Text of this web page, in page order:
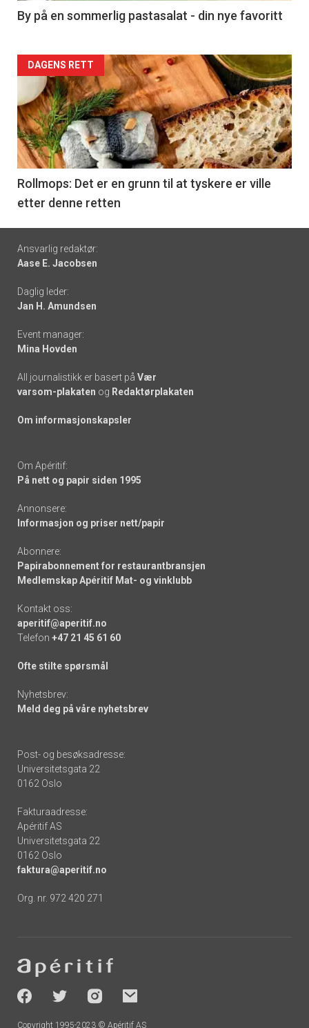
5
By på en sommerlig pastasalat - din nye favoritt
Forsiden
akkurat
nå
-
6
DAGENS RETT
Rollmops: Det er en grunn til at tyskere er ville
etter denne retten
Footer
-
links
Ansvarlig redaktør:
Aase E. Jacobsen
Daglig leder:
Jan H. Amundsen
Event manager:
Mina Hovden
All journalistikk er basert på Vær
varsom-plakaten og Redaktørplakaten
Om informasjonskapsler
Om Apéritif:
På nett og papir siden 1995
Annonsere:
Informasjon og priser nett/papir
Abonnere:
Papirabonnement for restaurantbransjen
Medlemskap Apéritif Mat- og vinklubb
Kontakt oss:
aperitif@aperitif.no
Telefon +47 21 45 61 60
Ofte stilte spørsmål
Nyhetsbrev:
Meld deg på våre nyhetsbrev
Post- og besøksadresse:
Universitetsgata 22
0162 Oslo
Fakturaadresse:
Apéritif AS
Universitetsgata 22
0162 Oslo
faktura@aperitif.no
Org. nr. 972 420 271
-
socials
Copyright 1995-2023 © Apéritif AS